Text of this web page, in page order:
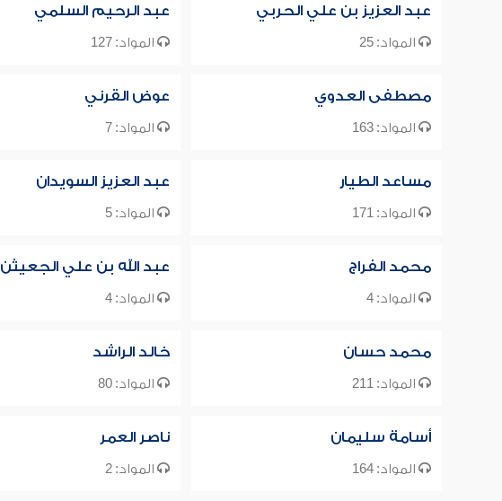
عبد العزيز بن علي الحربي
المواد: 25
عبد الرحيم السلمي
المواد: 127
مصطفى العدوي
المواد: 163
عوض القرني
المواد: 7
مساعد الطيار
المواد: 171
عبد العزيز السويدان
المواد: 5
محمد الفراج
المواد: 4
عبد الله بن علي الجعيثن
المواد: 4
محمد حسان
المواد: 211
خالد الراشد
المواد: 80
أسامة سليمان
المواد: 164
ناصر العمر
المواد: 2